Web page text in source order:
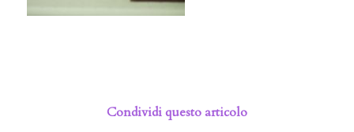
Condividi questo articolo